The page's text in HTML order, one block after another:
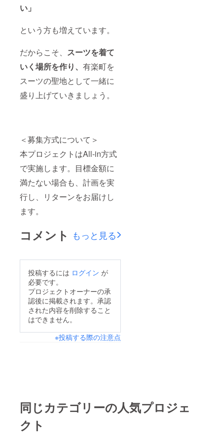
い」
という方も増えています。
だからこそ、 スーツを着て
いく場所を作り、 有楽町を
スーツの聖地として一緒に
盛り上げていきましょう。
＜募集方式について＞
本プロジェクトはAll-in方式
で実施します。目標金額に
満たない場合も、計画を実
行し、リターンをお届けし
ます。
コメント もっと見る
投稿するには ログイン が
必要です。
プロジェクトオーナーの承
認後に掲載されます。承認
された内容を削除すること
はできません。
※投稿する際の注意点
同じカテゴリーの人気プロジェ
クト